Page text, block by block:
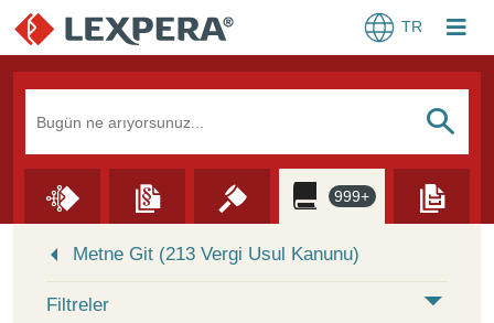
TR
S
999+
Metne Git (213 Vergi Usul Kanunu)
Filtreler